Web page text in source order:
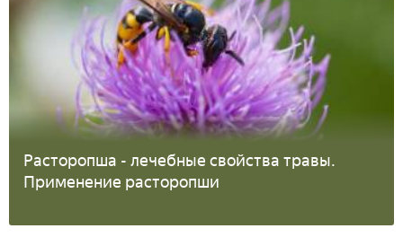
Расторопша - лечебные свойства травы.
Применение расторопши